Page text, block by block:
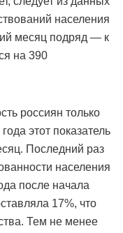
населения
месяц подряд — к
на 390
россиян только
этот показатель
Последний раз
населения
после начала
17%, что
Тем не менее